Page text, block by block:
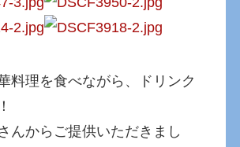
料理を食べながら、ドリンク
んからご提供いただきまし